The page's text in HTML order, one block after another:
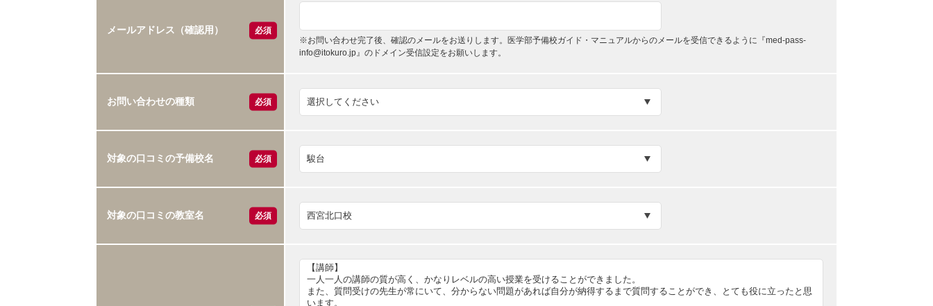
メールアドレス（確認用）
必須
※お問い合わせ完了後、確認のメールをお送りします。医学部予備校ガイド・マニュアルからのメールを受信できるように『med-pass-
info@itokuro.jp』のドメイン受信設定をお願いします。
お問い合わせの種類 必須
対象の口コミの予備校名 必須
対象の口コミの教室名 必須